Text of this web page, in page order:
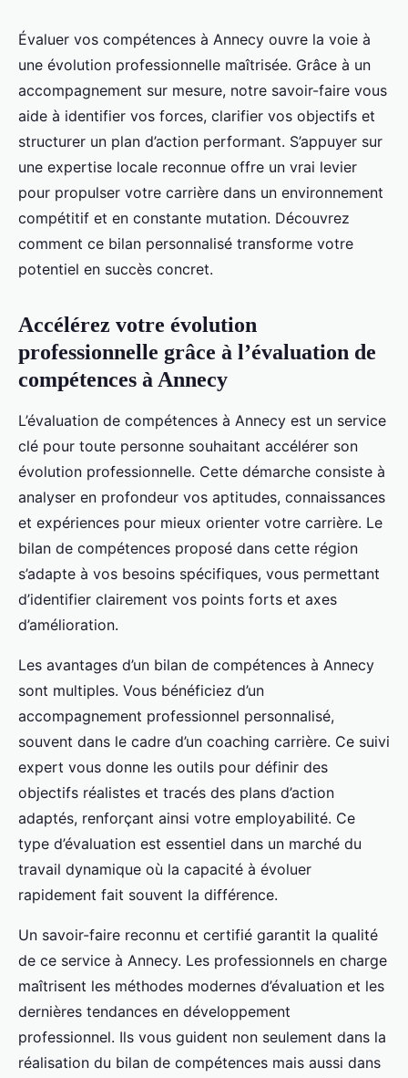
Évaluez vos compétences à
annecy pour booster votre
carrière avec notre savoir-faire
Adam•19 octobre 2025•5 min de lecture
Évaluer vos compétences à Annecy ouvre la voie à
une évolution professionnelle maîtrisée. Grâce à un
accompagnement sur mesure, notre savoir-faire vous
aide à identifier vos forces, clarifier vos objectifs et
structurer un plan d’action performant. S’appuyer sur
une expertise locale reconnue offre un vrai levier
pour propulser votre carrière dans un environnement
compétitif et en constante mutation. Découvrez
comment ce bilan personnalisé transforme votre
potentiel en succès concret.
Accélérez votre évolution
professionnelle grâce à l’évaluation de
compétences à Annecy
L’évaluation de compétences à Annecy est un service
clé pour toute personne souhaitant accélérer son
évolution professionnelle. Cette démarche consiste à
analyser en profondeur vos aptitudes, connaissances
et expériences pour mieux orienter votre carrière. Le
bilan de compétences proposé dans cette région
s’adapte à vos besoins spécifiques, vous permettant
d’identifier clairement vos points forts et axes
d’amélioration.
Les avantages d’un bilan de compétences à Annecy
sont multiples. Vous bénéficiez d’un
accompagnement professionnel personnalisé,
souvent dans le cadre d’un coaching carrière. Ce suivi
expert vous donne les outils pour définir des
objectifs réalistes et tracés des plans d’action
adaptés, renforçant ainsi votre employabilité. Ce
type d’évaluation est essentiel dans un marché du
travail dynamique où la capacité à évoluer
rapidement fait souvent la différence.
Un savoir-faire reconnu et certifié garantit la qualité
de ce service à Annecy. Les professionnels en charge
maîtrisent les méthodes modernes d’évaluation et les
dernières tendances en développement
professionnel. Ils vous guident non seulement dans la
réalisation du bilan de compétences mais aussi dans